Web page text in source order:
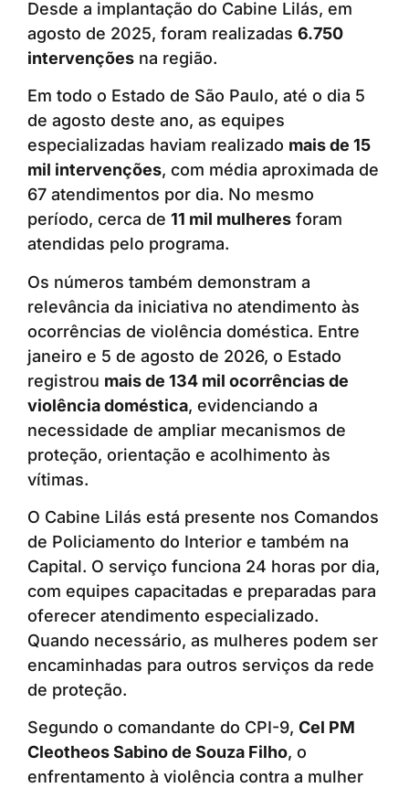
Desde a implantação do Cabine Lilás, em
agosto de 2025, foram realizadas 6.750
intervenções na região.
Em todo o Estado de São Paulo, até o dia 5
de agosto deste ano, as equipes
especializadas haviam realizado mais de 15
mil intervenções, com média aproximada de
67 atendimentos por dia. No mesmo
período, cerca de 11 mil mulheres foram
atendidas pelo programa.
Os números também demonstram a
relevância da iniciativa no atendimento às
ocorrências de violência doméstica. Entre
janeiro e 5 de agosto de 2026, o Estado
registrou mais de 134 mil ocorrências de
violência doméstica, evidenciando a
necessidade de ampliar mecanismos de
proteção, orientação e acolhimento às
vítimas.
O Cabine Lilás está presente nos Comandos
de Policiamento do Interior e também na
Capital. O serviço funciona 24 horas por dia,
com equipes capacitadas e preparadas para
oferecer atendimento especializado.
Quando necessário, as mulheres podem ser
encaminhadas para outros serviços da rede
de proteção.
Segundo o comandante do CPI-9, Cel PM
Cleotheos Sabino de Souza Filho, o
enfrentamento à violência contra a mulher